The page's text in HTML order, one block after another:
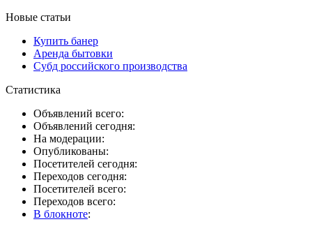
Новые статьи
Купить банер
Аренда бытовки
Субд российского производства
Статистика
Объявлений всего:
Объявлений сегодня:
На модерации:
Опубликованы:
Посетителей сегодня:
Переходов сегодня:
Посетителей всего:
Переходов всего:
В блокноте: